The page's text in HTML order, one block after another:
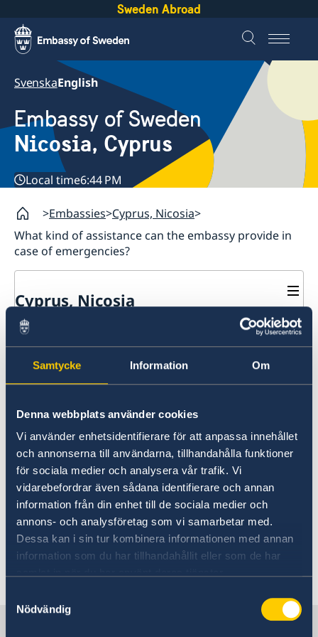
Samtycke Information Om
Denna webbplats använder cookies
Vi använder enhetsidentifierare för att anpassa innehållet
och annonserna till användarna, tillhandahålla funktioner
för sociala medier och analysera vår trafik. Vi
vidarebefordrar även sådana identifierare och annan
information från din enhet till de sociala medier och
annons- och analysföretag som vi samarbetar med.
Dessa kan i sin tur kombinera informationen med annan
information som du har tillhandahållit eller som de har
Nödvändig
Sweden Abroad
SvenskaEnglish
Embassy of Sweden
Nicosia, Cyprus
Local time6:44 PM
Embassies Cyprus, Nicosia
What kind of assistance can the embassy provide in
case of emergencies?
Cyprus, Nicosia
Contact
Data protection policy Sweden
Current
What kind of assistance can
the embassy provide in case
of emergencies?
The embassy can provide advice and support to
Swedes abroad who are in various emergency
situations. If you want to know what type of
consular service that could be provided to
Swedes abroad, you find information on the
homepage of the Government Offices of
Sweden:Government Offices of Sweden
Last updated 19 Dec 2024, 1.20 PM